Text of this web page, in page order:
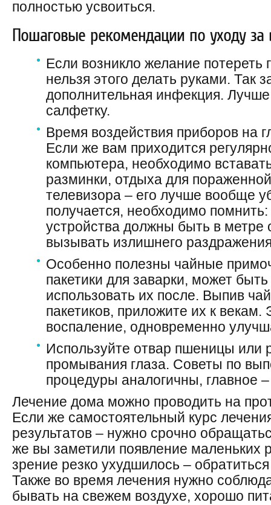
полностью усвоиться.
Пошаговые рекомендации по уходу
Если возникло желание потереть
нельзя этого делать руками. Так
дополнительная инфекция.
салфетку.
Время воздействия приборов на
Если же вам приходится
компьютера, необходимо
разминки, отдыха для
телевизора – его лучше вообще
получается, необходимо
устройства должны быть в метре
вызывать излишнего
Особенно полезны чайные
пакетики для заварки, может
использовать их после. Выпив
пакетиков, приложите их к
воспаление, одновременно
Используйте отвар пшеницы или
промывания глаза. Советы по
процедуры аналогичны, главное –
Лечение дома можно проводить на
Если же самостоятельный курс
результатов – нужно срочно
же вы заметили появление маленьких
зрение резко ухудшилось –
Также во время лечения нужно
бывать на свежем воздухе, хорошо